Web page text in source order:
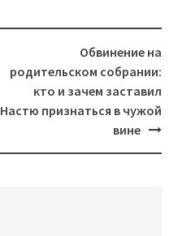
Обвинение на
родительском собрании:
кто и зачем заставил
Настю признаться в чужой
вине